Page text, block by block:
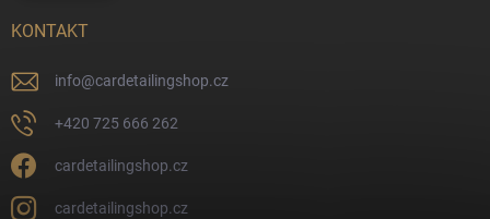
KONTAKT
info@cardetailingshop.cz
+420 725 666 262
cardetailingshop.cz
cardetailingshop.cz